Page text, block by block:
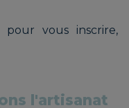
vous inscrire,
l'artisanat